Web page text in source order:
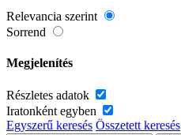
Relevancia szerint
Sorrend
Megjelenítés
Részletes adatok
Iratonként egyben
Egyszerű keresés Összetett keresés